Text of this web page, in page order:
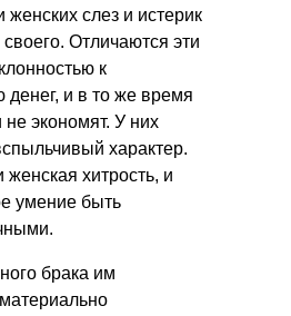
слез и истерик
Отличаются эти
к
денег, и в то же время
не экономят. У них
характер.
женская хитрость, и
умение быть
брака им